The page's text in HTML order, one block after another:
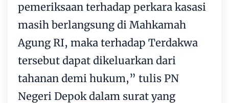
pemeriksaan terhadap perkara kasasi
masih berlangsung di Mahkamah
Agung RI, maka terhadap Terdakwa
tersebut dapat dikeluarkan dari
tahanan demi hukum,” tulis PN
Negeri Depok dalam surat yang